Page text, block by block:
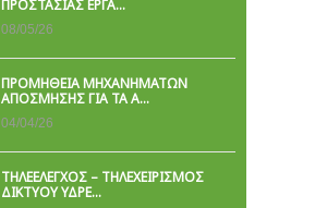
ΠΡΟΣΤΑΣΊΑΣ ΕΡΓΑ…
08/05/26
ΠΡΟΜΗΘΕΙΑ ΜΗΧΑΝΗΜΑΤΩΝ
ΑΠΟΣΜΗΣΗΣ ΓΙΑ ΤΑ Α…
04/04/26
ΤΗΛΕΕΛΕΓΧΟΣ – ΤΗΛΕΧΕΙΡΙΣΜΟΣ
ΔΙΚΤΥΟΥ ΥΔΡΕ…